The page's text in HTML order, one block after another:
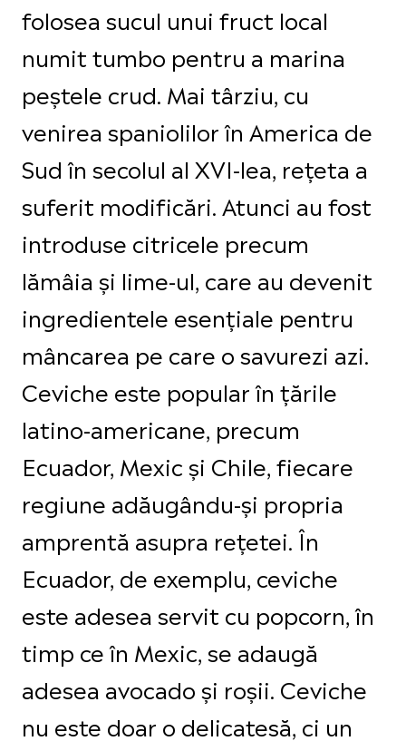
folosea sucul unui fruct local
numit tumbo pentru a marina
peștele crud. Mai târziu, cu
venirea spaniolilor în America de
Sud în secolul al XVI-lea, rețeta a
suferit modificări. Atunci au fost
introduse citricele precum
lămâia și lime-ul, care au devenit
ingredientele esențiale pentru
mâncarea pe care o savurezi azi.
Ceviche este popular în țările
latino-americane, precum
Ecuador, Mexic și Chile, fiecare
regiune adăugându-și propria
amprentă asupra rețetei. În
Ecuador, de exemplu, ceviche
este adesea servit cu popcorn, în
timp ce în Mexic, se adaugă
adesea avocado și roșii. Ceviche
nu este doar o delicatesă, ci un